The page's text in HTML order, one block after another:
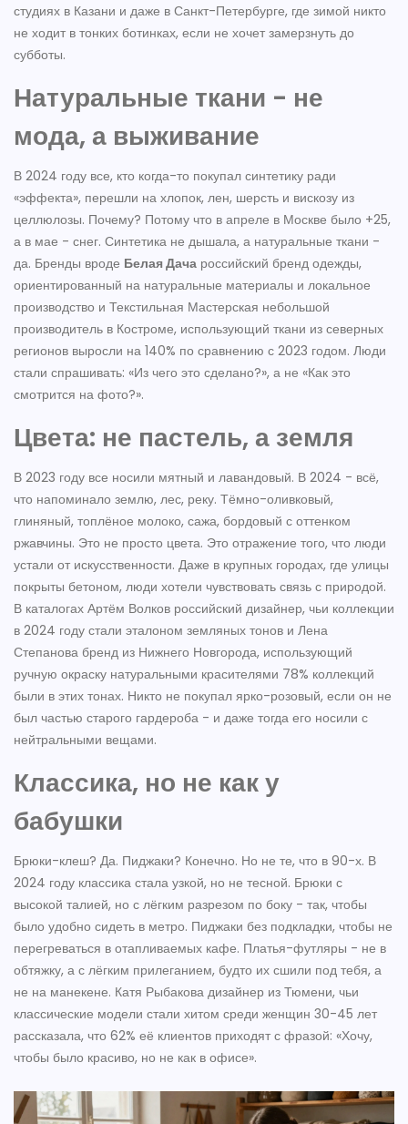
студиях в Казани и даже в Санкт-Петербурге, где зимой никто
не ходит в тонких ботинках, если не хочет замерзнуть до
субботы.
Натуральные ткани - не
мода, а выживание
В 2024 году все, кто когда-то покупал синтетику ради
«эффекта», перешли на хлопок, лен, шерсть и вискозу из
целлюлозы. Почему? Потому что в апреле в Москве было +25,
а в мае - снег. Синтетика не дышала, а натуральные ткани -
да. Бренды вроде Белая Дача российский бренд одежды,
ориентированный на натуральные материалы и локальное
производство и Текстильная Мастерская небольшой
производитель в Костроме, использующий ткани из северных
регионов выросли на 140% по сравнению с 2023 годом. Люди
стали спрашивать: «Из чего это сделано?», а не «Как это
смотрится на фото?».
Цвета: не пастель, а земля
В 2023 году все носили мятный и лавандовый. В 2024 - всё,
что напоминало землю, лес, реку. Тёмно-оливковый,
глиняный, топлёное молоко, сажа, бордовый с оттенком
ржавчины. Это не просто цвета. Это отражение того, что люди
устали от искусственности. Даже в крупных городах, где улицы
покрыты бетоном, люди хотели чувствовать связь с природой.
В каталогах Артём Волков российский дизайнер, чьи коллекции
в 2024 году стали эталоном земляных тонов и Лена
Степанова бренд из Нижнего Новгорода, использующий
ручную окраску натуральными красителями 78% коллекций
были в этих тонах. Никто не покупал ярко-розовый, если он не
был частью старого гардероба - и даже тогда его носили с
нейтральными вещами.
Классика, но не как у
бабушки
Брюки-клеш? Да. Пиджаки? Конечно. Но не те, что в 90-х. В
2024 году классика стала узкой, но не тесной. Брюки с
высокой талией, но с лёгким разрезом по боку - так, чтобы
было удобно сидеть в метро. Пиджаки без подкладки, чтобы не
перегреваться в отапливаемых кафе. Платья-футляры - не в
обтяжку, а с лёгким прилеганием, будто их сшили под тебя, а
не на манекене. Катя Рыбакова дизайнер из Тюмени, чьи
классические модели стали хитом среди женщин 30-45 лет
рассказала, что 62% её клиентов приходят с фразой: «Хочу,
чтобы было красиво, но не как в офисе».